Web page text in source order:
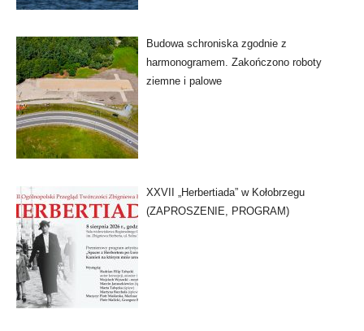
Budowa schroniska zgodnie z
harmonogramem. Zakończono roboty
ziemne i palowe
XXVII „Herbertiada” w Kołobrzegu
(ZAPROSZENIE, PROGRAM)